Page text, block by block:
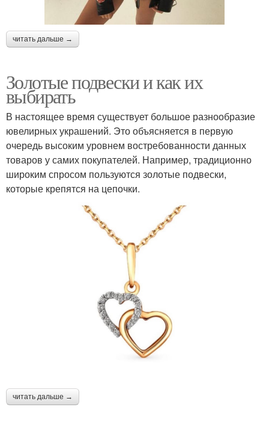
читать дальше →
Золотые подвески и как их
выбирать
В настоящее время существует большое разнообразие
ювелирных украшений. Это объясняется в первую
очередь высоким уровнем востребованности данных
товаров у самих покупателей. Например, традиционно
широким спросом пользуются золотые подвески,
которые крепятся на цепочки.
читать дальше →